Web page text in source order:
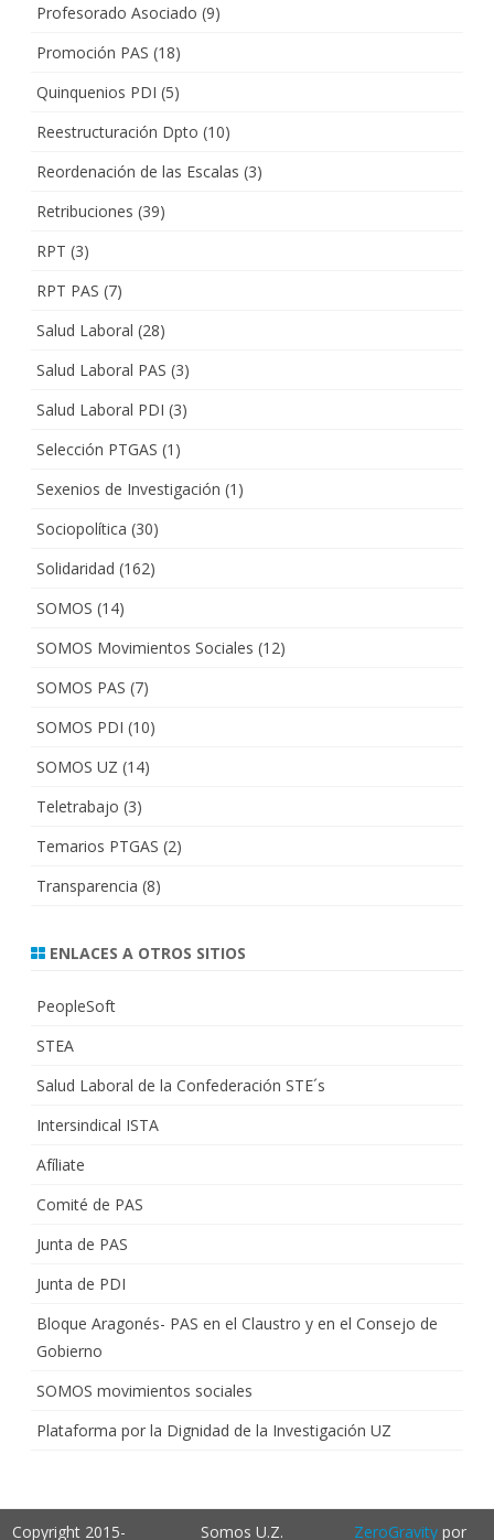
Profesorado Asociado (9)
Promoción PAS (18)
Quinquenios PDI (5)
Reestructuración Dpto (10)
Reordenación de las Escalas (3)
Retribuciones (39)
RPT (3)
RPT PAS (7)
Salud Laboral (28)
Salud Laboral PAS (3)
Salud Laboral PDI (3)
Selección PTGAS (1)
Sexenios de Investigación (1)
Sociopolítica (30)
Solidaridad (162)
SOMOS (14)
SOMOS Movimientos Sociales (12)
SOMOS PAS (7)
SOMOS PDI (10)
SOMOS UZ (14)
Teletrabajo (3)
Temarios PTGAS (2)
Transparencia (8)
ENLACES A OTROS SITIOS
PeopleSoft
STEA
Salud Laboral de la Confederación STE´s
Intersindical ISTA
Afíliate
Comité de PAS
Junta de PAS
Junta de PDI
Bloque Aragonés- PAS en el Claustro y en el Consejo de
Gobierno
SOMOS movimientos sociales
Plataforma por la Dignidad de la Investigación UZ
Copyright 2015- Somos U.Z. ZeroGravitypor